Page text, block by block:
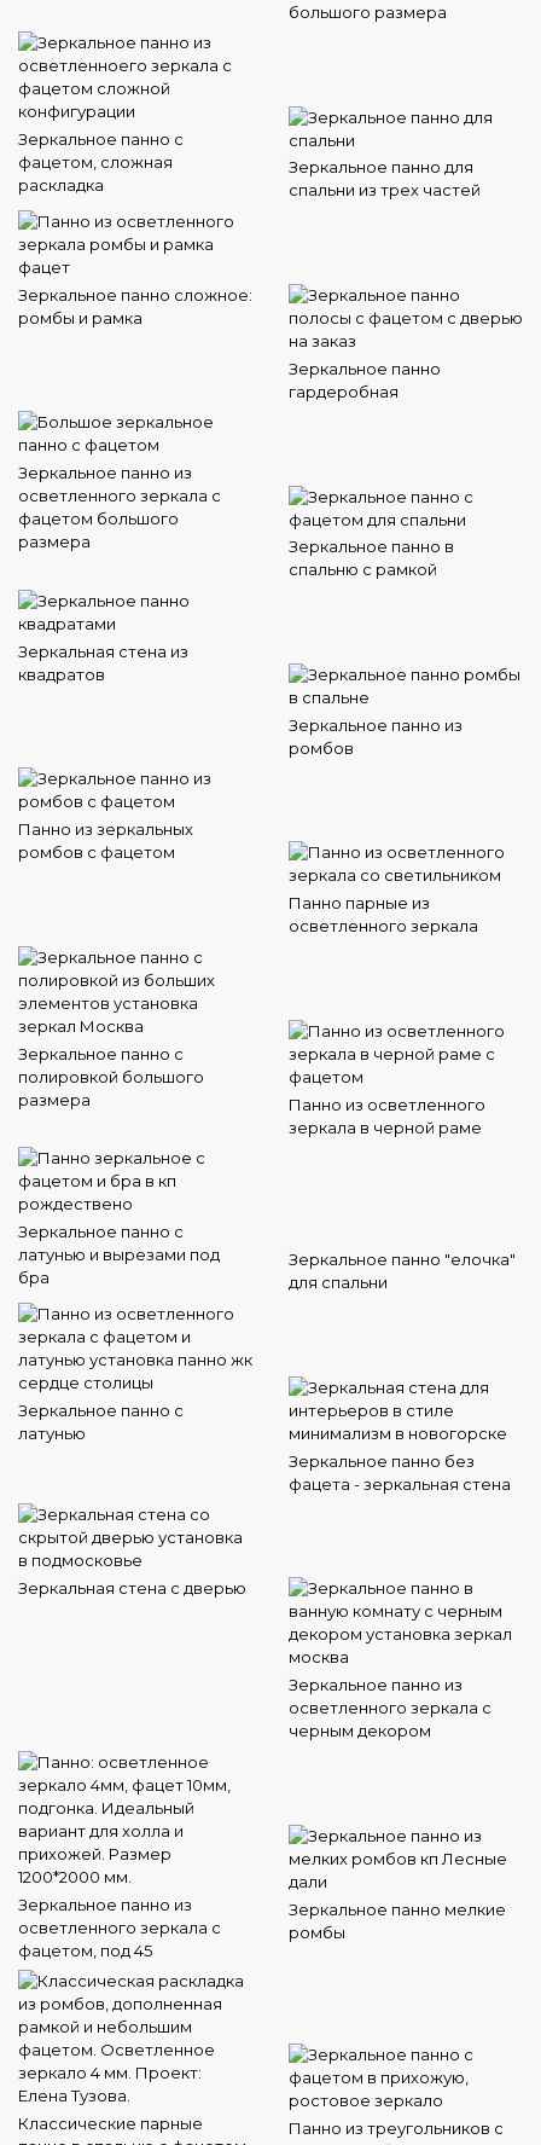
большого размера
Зеркальное панно с
фацетом, сложная
раскладка
Зеркальное панно для
спальни из трех частей
Зеркальное панно сложное:
ромбы и рамка
Зеркальное панно
гардеробная
Зеркальное панно из
осветленного зеркала с
фацетом большого
размера
Зеркальное панно в
спальню с рамкой
Зеркальная стена из
квадратов
Зеркальное панно из
ромбов
Панно из зеркальных
ромбов с фацетом
Панно парные из
осветленного зеркала
Зеркальное панно с
полировкой большого
размера
Панно из осветленного
зеркала в черной раме
Зеркальное панно с
латунью и вырезами под
бра
Зеркальное панно "елочка"
для спальни
Зеркальное панно с
латунью
Зеркальное панно без
фацета - зеркальная стена
Зеркальная стена с дверью
Зеркальное панно из
осветленного зеркала с
черным декором
Зеркальное панно из
осветленного зеркала с
фацетом, под 45
Зеркальное панно мелкие
ромбы
Классические парные
Панно из треугольников с